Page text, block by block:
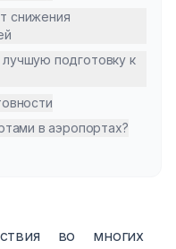
снижения
подготовку к
в аэропортах?
во многих